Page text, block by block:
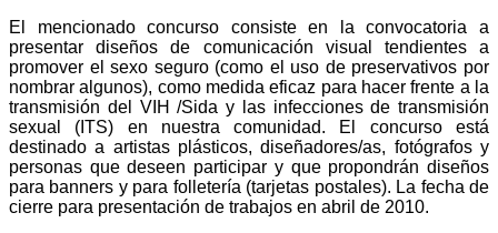
El mencionado concurso consiste en la convocatoria a
presentar diseños de comunicación visual tendientes a
promover el sexo seguro (como el uso de preservativos por
nombrar algunos), como medida eficaz para hacer frente a la
transmisión del VIH /Sida y las infecciones de transmisión
sexual (ITS) en nuestra comunidad. El concurso está
destinado a artistas plásticos, diseñadores/as, fotógrafos y
personas que deseen participar y que propondrán diseños
para banners y para folletería (tarjetas postales). La fecha de
cierre para presentación de trabajos en abril de 2010.